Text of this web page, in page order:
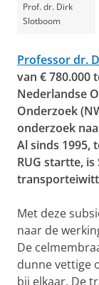
Prof. dr. Dirk
Slotboom
Professor dr.
van € 780.000
Nederlandse
Onderzoek
onderzoek
Al sinds 1995,
RUG startte,
Met deze
naar de
De
dunne vettige
bij elkaar. De